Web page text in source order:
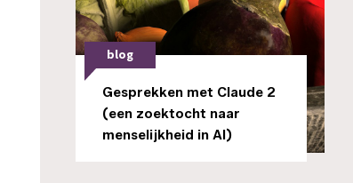
blog
Gesprekken met Claude 2
(een zoektocht naar
menselijkheid in AI)